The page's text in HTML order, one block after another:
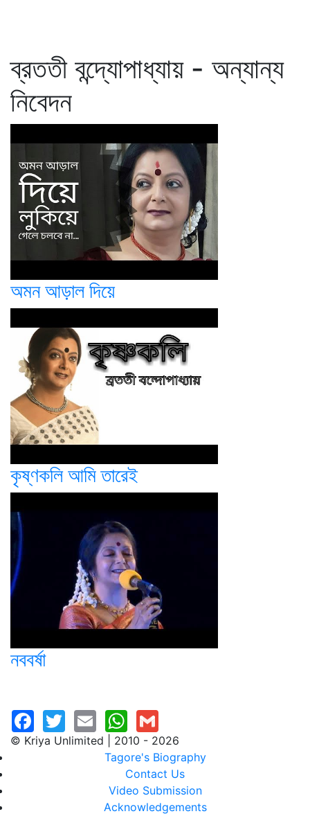
ব্রততী বন্দ্যোপাধ্যায় - অন্যান্য
নিবেদন
অমন আড়াল দিয়ে
কৃষ্ণকলি আমি তারেই
নববর্ষা
© Kriya Unlimited | 2010 - 2026
Tagore's Biography
Contact Us
Video Submission
Acknowledgements